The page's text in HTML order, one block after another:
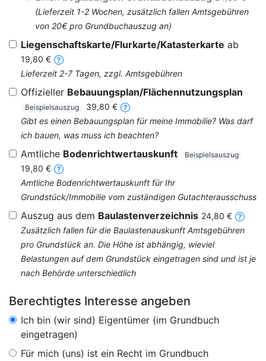
(Lieferzeit 1-2 Wochen, zusätzlich fallen Amtsgebühren
von 20€ pro Grundbuchauszug an)
Liegenschaftskarte/Flurkarte/Katasterkarte ab
19,80 €
Lieferzeit 2-7 Tagen, zzgl. Amtsgebühren
Offizieller Bebauungsplan/Flächennutzungsplan
Beispielsauszug
39,80 €
Gibt es einen Bebauungsplan für meine Immobilie? Was darf
ich bauen, was muss ich beachten?
Amtliche Bodenrichtwertauskunft Beispielsauszug
19,80 €
Amtliche Bodenrichtwertauskunft für Ihr
Grundstück/Immobilie vom zuständigen Gutachterausschuss
Auszug aus dem Baulastenverzeichnis 24,80 €
Zusätzlich fallen für die Baulastenauskunft Amtsgebühren
pro Grundstück an. Die Höhe ist abhängig, wieviel
Belastungen auf dem Grundstück eingetragen sind und ist je
nach Behörde unterschiedlich
Berechtigtes Interesse angeben
Ich bin (wir sind) Eigentümer (im Grundbuch
eingetragen)
Für mich (uns) ist ein Recht im Grundbuch